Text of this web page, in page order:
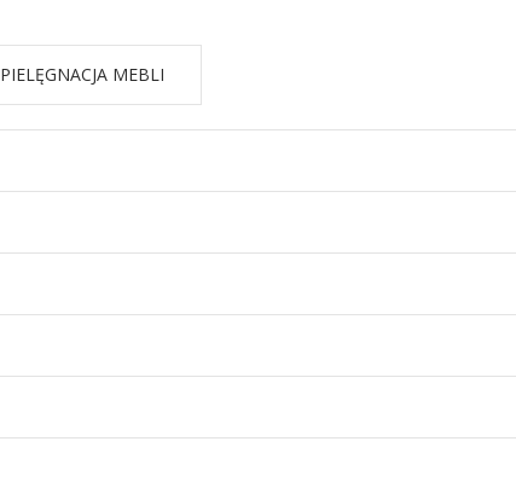
PIELĘGNACJA MEBLI